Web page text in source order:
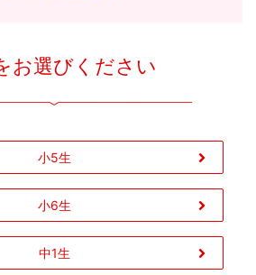
お選びください
小5生
小6生
中1生